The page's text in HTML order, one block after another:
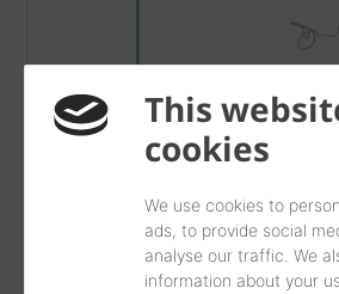
This
cookies
We use cookies to
ads, to provide social
analyse our traffic. We
information about your
Certificat CE Beerse 2025